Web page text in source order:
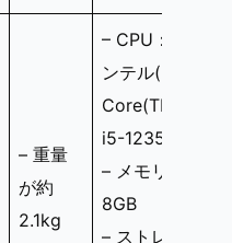
– 重量
が約
2.1kg
– CPU：イ
ンテル(R)
Core(TM)
i5-1235U
– メモリ：
8GB
– ストレー